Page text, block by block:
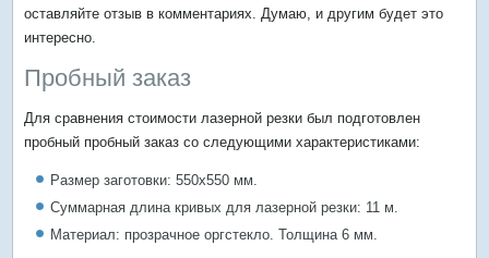
оставляйте отзыв в комментариях. Думаю, и другим будет это
интересно.
Пробный заказ
Для сравнения стоимости лазерной резки был подготовлен
пробный пробный заказ со следующими характеристиками:
Размер заготовки: 550х550 мм.
Суммарная длина кривых для лазерной резки: 11 м.
Материал: прозрачное оргстекло. Толщина 6 мм.